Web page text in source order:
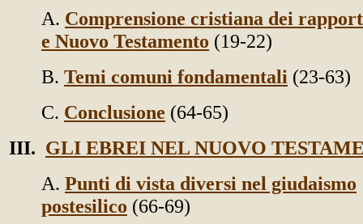
A. Comprensione cristiana dei
e Nuovo Testamento (19-22)
B. Temi comuni fondamentali (23-63)
C. Conclusione (64-65)
III. GLI EBREI NEL NUOVO
A. Punti di vista diversi nel giudaismo
postesilico (66-69)